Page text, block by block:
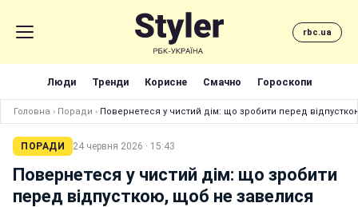
rbc.ua
Люди Тренди Корисне Смачно Гороскопи
Головна › Поради › Повернетеся у чистий дім: що зробити перед
ПОРАДИ 24 червня 2026 · 15:43
Повернетеся у чистий дім: що зробити
перед відпусткою, щоб не завелися